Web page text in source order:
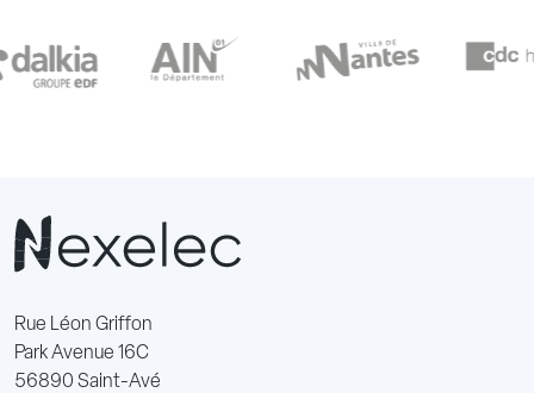
Rue Léon Griffon
Park Avenue 16C
56890 Saint-Avé